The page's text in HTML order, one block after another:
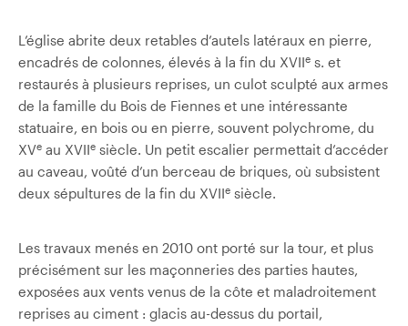
L’église abrite deux retables d’autels latéraux en pierre,
encadrés de colonnes, élevés à la fin du XVIIe s. et
restaurés à plusieurs reprises, un culot sculpté aux armes
de la famille du Bois de Fiennes et une intéressante
statuaire, en bois ou en pierre, souvent polychrome, du
XVe au XVIIe siècle. Un petit escalier permettait d’accéder
au caveau, voûté d’un berceau de briques, où subsistent
deux sépultures de la fin du XVIIe siècle.
Les travaux menés en 2010 ont porté sur la tour, et plus
précisément sur les maçonneries des parties hautes,
exposées aux vents venus de la côte et maladroitement
reprises au ciment : glacis au-dessus du portail,